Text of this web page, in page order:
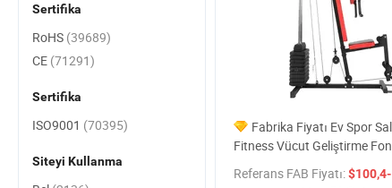
Fabrika Fiyatı Ev Spor
Fitness Vücut Geliştirme
Antrenör Smith Makinesi
Referans FAB Fiyatı:
Sertifika
RoHS (39689)
CE (71291)
Sertifika
ISO9001 (70395)
Siteyi Kullanma